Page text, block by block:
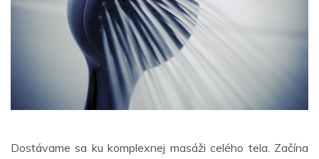
Dostávame sa ku komplexnej masáži celého tela. Začína